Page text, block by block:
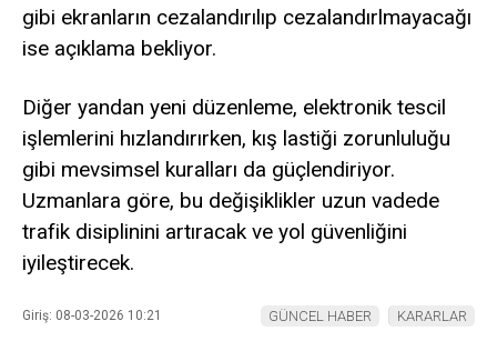
gibi ekranların cezalandırılıp cezalandırlmayacağı
ise açıklama bekliyor.
Diğer yandan yeni düzenleme, elektronik tescil
işlemlerini hızlandırırken, kış lastiği zorunluluğu
gibi mevsimsel kuralları da güçlendiriyor.
Uzmanlara göre, bu değişiklikler uzun vadede
trafik disiplinini artıracak ve yol güvenliğini
iyileştirecek.
Giriş: 08-03-2026 10:21 GÜNCEL HABER KARARLAR